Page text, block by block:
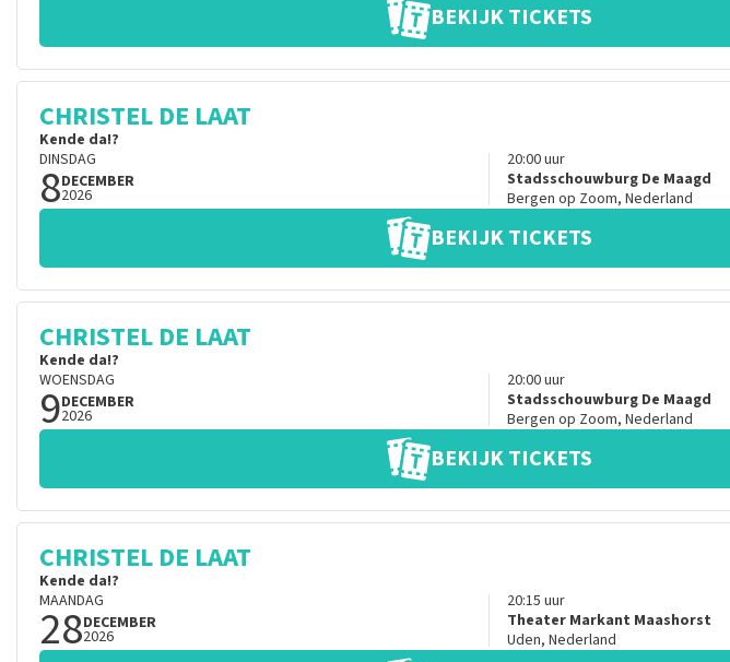
BEKIJK TICKETS
CHRISTEL DE LAAT
Kende da!?
DINSDAG
8DECEMBER
2026
20:00uur
Stadsschouwburg De Maagd
Bergen op Zoom, Nederland
BEKIJK TICKETS
CHRISTEL DE LAAT
Kende da!?
WOENSDAG
9DECEMBER
2026
20:00uur
Stadsschouwburg De Maagd
Bergen op Zoom, Nederland
BEKIJK TICKETS
CHRISTEL DE LAAT
Kende da!?
MAANDAG
28DECEMBER
2026
20:15 uur
Theater Markant Maashorst
Uden, Nederland